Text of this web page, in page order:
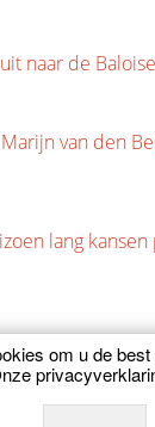
naar de
van den
lang kansen
om u de